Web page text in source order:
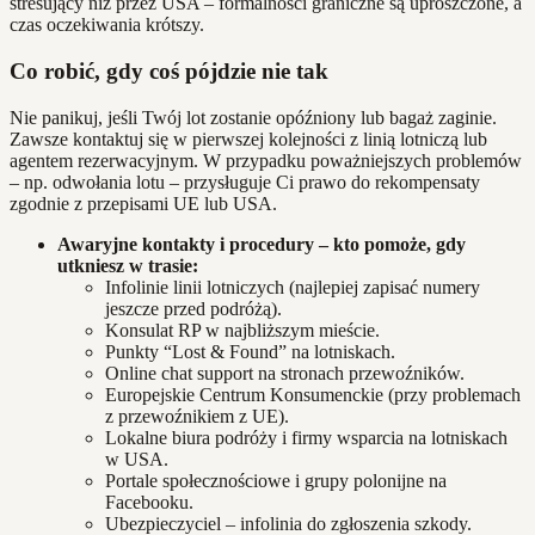
czas oczekiwania krótszy.
Co robić, gdy coś pójdzie nie tak
Nie panikuj, jeśli Twój lot zostanie opóźniony lub bagaż zaginie.
Zawsze kontaktuj się w pierwszej kolejności z linią lotniczą lub
agentem rezerwacyjnym. W przypadku poważniejszych problemów
– np. odwołania lotu – przysługuje Ci prawo do rekompensaty
zgodnie z przepisami UE lub USA.
Awaryjne kontakty i procedury – kto pomoże, gdy
utkniesz w trasie:
Infolinie linii lotniczych (najlepiej zapisać numery
jeszcze przed podróżą).
Konsulat RP w najbliższym mieście.
Punkty “Lost & Found” na lotniskach.
Online chat support na stronach przewoźników.
Europejskie Centrum Konsumenckie (przy problemach
z przewoźnikiem z UE).
Lokalne biura podróży i firmy wsparcia na lotniskach
w USA.
Portale społecznościowe i grupy polonijne na
Facebooku.
Ubezpieczyciel – infolinia do zgłoszenia szkody.